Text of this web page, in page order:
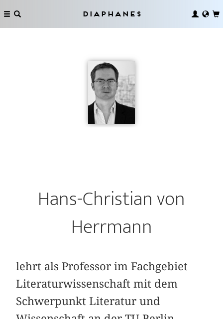
Diaphanes
Hans-Christian von
Herrmann
lehrt als Professor im Fachgebiet
Literaturwissenschaft mit dem
Schwerpunkt Literatur und